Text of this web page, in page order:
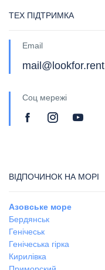
ТЕХ ПІДТРИМКА
Email
mail@lookfor.rent
Соц мережі
ВІДПОЧИНОК НА МОРІ
Азовське море
Бердянськ
Генічеськ
Генічеська гірка
Кирилівка